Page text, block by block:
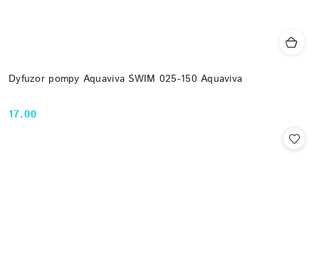
Dyfuzor pompy Aquaviva SWIM 025-150 Aquaviva
Cena:
17.00